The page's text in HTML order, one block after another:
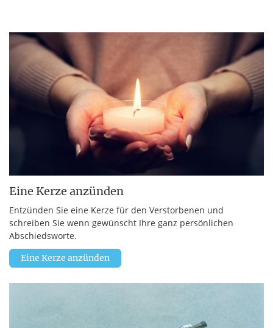
Eine Kerze anzünden
Entzünden Sie eine Kerze für den Verstorbenen und
schreiben Sie wenn gewünscht Ihre ganz persönlichen
Abschiedsworte.
Eine Kerze anzünden